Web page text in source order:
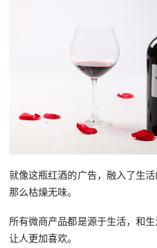
就像这瓶红酒的广告，融入了生
那么枯燥无味。
所有微商产品都是源于生活，和
让人更加喜欢。